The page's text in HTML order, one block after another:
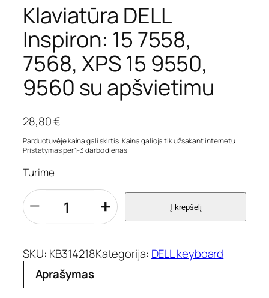
Klaviatūra DELL
Inspiron: 15 7558,
7568, XPS 15 9550,
9560 su apšvietimu
28,80€
Parduotuvėje kaina gali skirtis. Kaina galioja tik užsakant internetu.
Pristatymas per 1-3 darbo dienas.
Turime
p
r
o
u
k
o
− + Į krepšelį
SKU: KB314218Kategorija: DELL keyboard
Aprašymas